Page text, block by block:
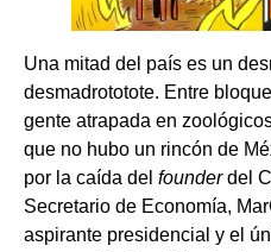
Una mitad del país es un
desmadrototote. Entre
gente atrapada en
que no hubo un rincón de
por la caída del founderdel
Secretario de Economía,
aspirante presidencial y el